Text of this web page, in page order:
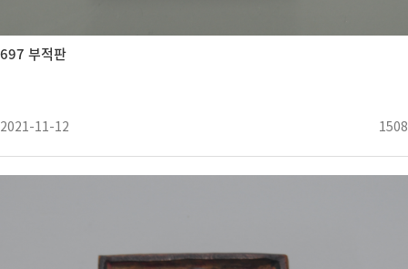
697 부적판
2021-11-12 1508